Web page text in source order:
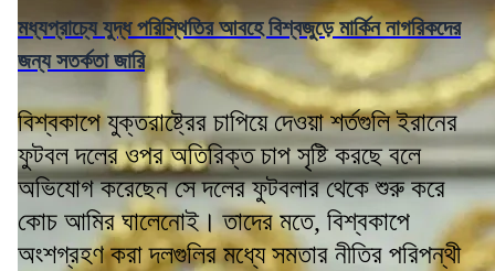
মধ্যপ্রাচ্যে যুদ্ধ পরিস্থিতির আবহে বিশ্বজুড়ে মার্কিন নাগরিকদের
জন্য সতর্কতা জারি
বিশ্বকাপে যুক্তরাষ্ট্রের চাপিয়ে দেওয়া শর্তগুলি ইরানের
ফুটবল দলের ওপর অতিরিক্ত চাপ সৃষ্টি করছে বলে
অভিযোগ করেছেন সে দলের ফুটবলার থেকে শুরু করে
কোচ আমির ঘালেনোই। তাদের মতে, বিশ্বকাপে
অংশগ্রহণ করা দলগুলির মধ্যে সমতার নীতির পরিপন্থী